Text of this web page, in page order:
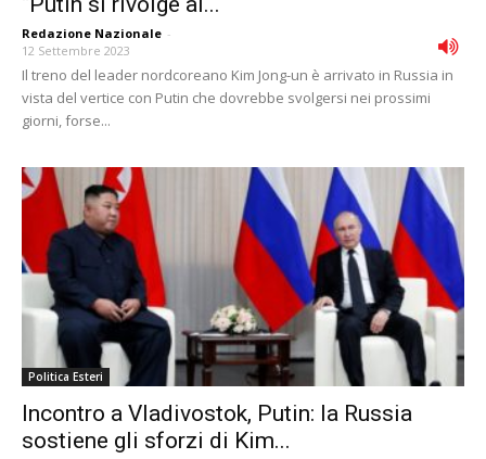
Redazione Nazionale -
12 Settembre 2023
Il treno del leader nordcoreano Kim Jong-un è arrivato in Russia in
vista del vertice con Putin che dovrebbe svolgersi nei prossimi
giorni, forse...
Politica Esteri
Incontro a Vladivostok, Putin: la Russia
sostiene gli sforzi di Kim...